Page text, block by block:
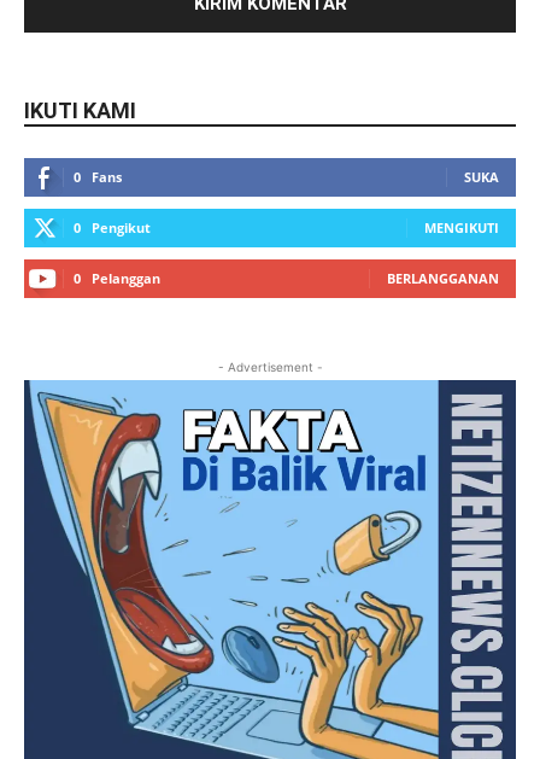
IKUTI KAMI
0 Fans SUKA
0 Pengikut MENGIKUTI
0 Pelanggan BERLANGGANAN
- Advertisement -